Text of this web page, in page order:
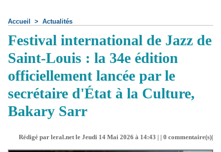
Accueil > Actualités
Festival international de Jazz de
Saint-Louis : la 34e édition
officiellement lancée par le
secrétaire d'État à la Culture,
Bakary Sarr
Rédigé par leral.net le Jeudi 14 Mai 2026 à 14:43 | | 0 commentaire(s)|